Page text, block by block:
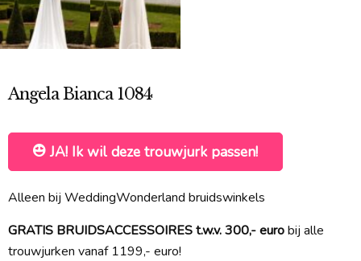
Angela Bianca 1084
JA! Ik wil deze trouwjurk passen!
Alleen bij WeddingWonderland bruidswinkels
GRATIS BRUIDSACCESSOIRES t.w.v. 300,- eurobij alle
trouwjurken vanaf 1199,- euro!